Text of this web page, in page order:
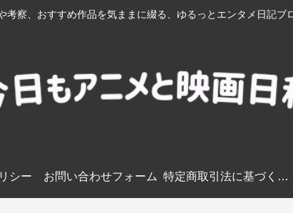
察、おすすめ作品を気ままに綴る、ゆるっとエンタメ日記ブ
シー お問い合わせフォーム 特定商取引法に基づく表記